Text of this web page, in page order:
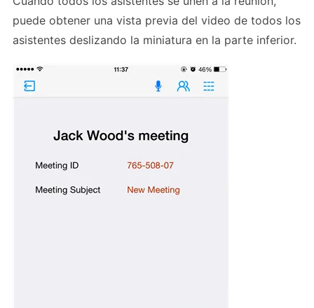
puede obtener una vista previa del video de todos los
asistentes deslizando la miniatura en la parte inferior.